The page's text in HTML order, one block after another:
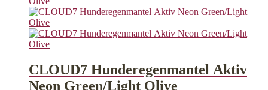
CLOUD7 Hunderegenmantel Aktiv
Neon Green/Light Olive